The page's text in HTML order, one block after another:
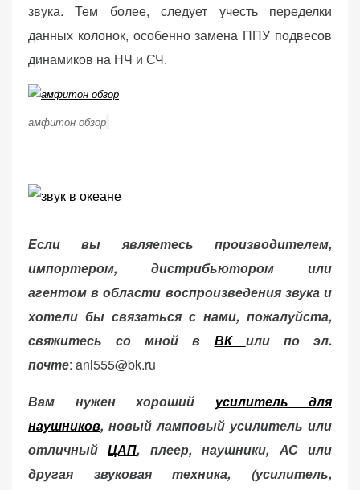
звука. Тем более, следует учесть переделки
данных колонок, особенно замена ППУ подвесов
динамиков на НЧ и СЧ.
амфитон обзор
Если вы являетесь производителем,
импортером, дистрибьютором или
агентом в области воспроизведения звука и
хотели бы связаться с нами, пожалуйста,
свяжитесь со мной в ВК или по эл.
почте: anl555@bk.ru
Вам нужен хороший усилитель для
наушников, новый ламповый усилитель или
отличныйЦАП, плеер, наушники, АС или
другая звуковая техника, (усилитель,